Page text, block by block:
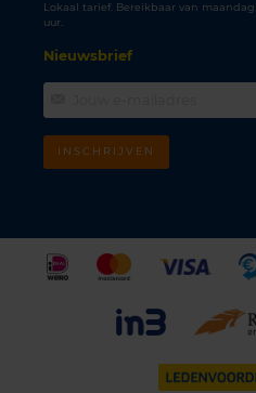
Lokaal tarief. Bereikbaar van maandag
uur.
Nieuwsbrief
INSCHRIJVEN